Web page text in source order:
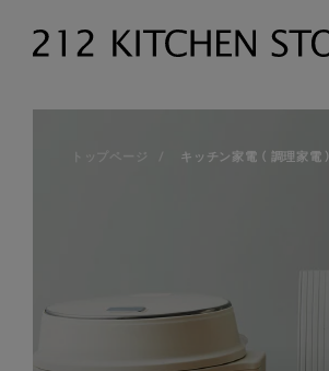
トップページ キッチン家電 （ 調理家電 ）